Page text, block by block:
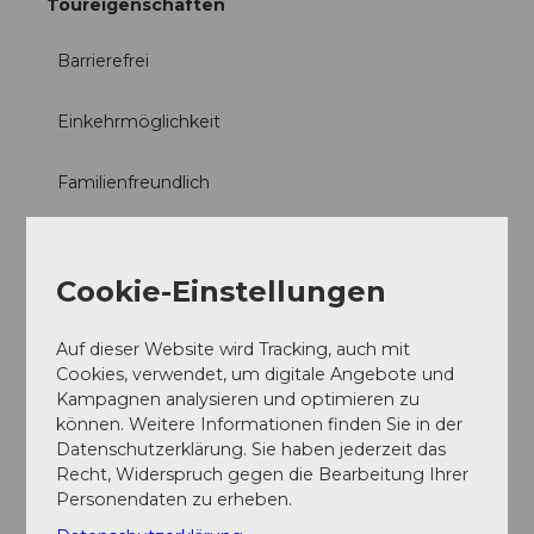
Toureigenschaften
Barrierefrei
Einkehrmöglichkeit
Familienfreundlich
Natur Highlight
Anreise und Parken
Anfahrt
Via Autobahn A3 und Ausfahrt Pfäffikon sowie oder
über die H8 von Schwyz zum Zentrum Pfäffikon.
Parken
Rollstuhlgerechte Parkplätze:
Cookie-Einstellungen
Auf dieser Website wird Tracking, auch mit
Cookies, verwendet, um digitale Angebote und
Kampagnen analysieren und optimieren zu
können. Weitere Informationen finden Sie in der
Datenschutzerklärung. Sie haben jederzeit das
Recht, Widerspruch gegen die Bearbeitung Ihrer
Personendaten zu erheben.